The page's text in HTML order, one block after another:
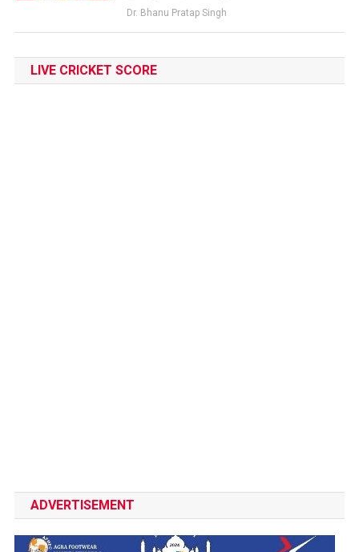
Dr. Bhanu Pratap Singh
LIVE CRICKET SCORE
ADVERTISEMENT